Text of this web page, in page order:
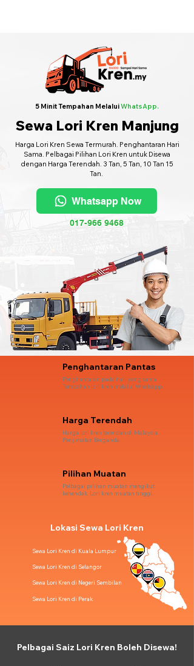
5 Minit Tempahan MelaluiWhatsApp.
Sewa Lori Kren Manjung
Harga Lori Kren Sewa Termurah. Penghantaran Hari
Sama. Pelbagai Pilihan Lori Kren untuk Disewa
dengan Harga Terendah. 3 Tan, 5 Tan, 10 Tan 15
Tan.
Whatsapp Now
017-966 9468
Penghantaran Pantas
Penghantaran pada hari yang sama.
Tempahan lori kren melalui Whatsapp.
Harga Terendah
Harga lori kren terendah di Malaysia.
Penjimatan Berganda.
Pilihan Muatan
Pelbagai pilihan muatan mengikut
kehendak. Lori kren muatan tinggi.
Lokasi Sewa Lori Kren
Sewa Lori Kren di Kuala Lumpur
Sewa Lori Kren di Selangor
Sewa Lori Kren di Negeri Sembilan
Sewa Lori Kren di Perak
Pelbagai Saiz Lori Kren Boleh Disewa!